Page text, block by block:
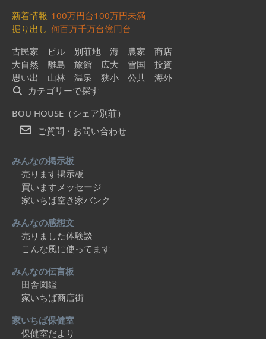
新着情報 100万円台100万円未満
掘り出し 何百万千万台億円台
古民家
ビル 別荘地 海 農家
商店
大自然
離島 旅館 広大 雪国
投資
思い出
山林 温泉 狭小 公共
海外
カテゴリーで探す
BOU HOUSE（シェア別荘）
ご質問・お問い合わせ
みんなの掲示板
売ります掲示板
買いますメッセージ
家いちば空き家バンク
みんなの感想文
売りました体験談
こんな風に使ってます
みんなの伝言板
田舎図鑑
家いちば商店街
家いちば保健室
保健室だより